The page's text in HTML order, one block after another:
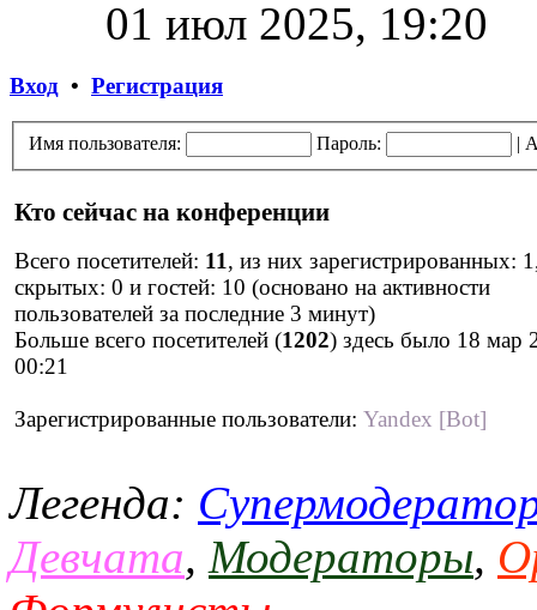
01 июл 2025, 19:20
Вход • Регистрация
Имя пользователя: Пароль: |
Кто сейчас на конференции
Всего посетителей: 11, из них зарегистрированных:
скрытых: 0 и гостей: 10 (основано на активности
пользователей за последние 3 минут)
Больше всего посетителей (1202) здесь было 18 мар
00:21
Зарегистрированные пользователи: Yandex [Bot]
Легенда:
Девчата, Модераторы,